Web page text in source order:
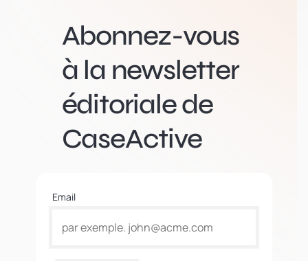
Abonnez-vous
à la newsletter
éditoriale de
CaseActive
Email